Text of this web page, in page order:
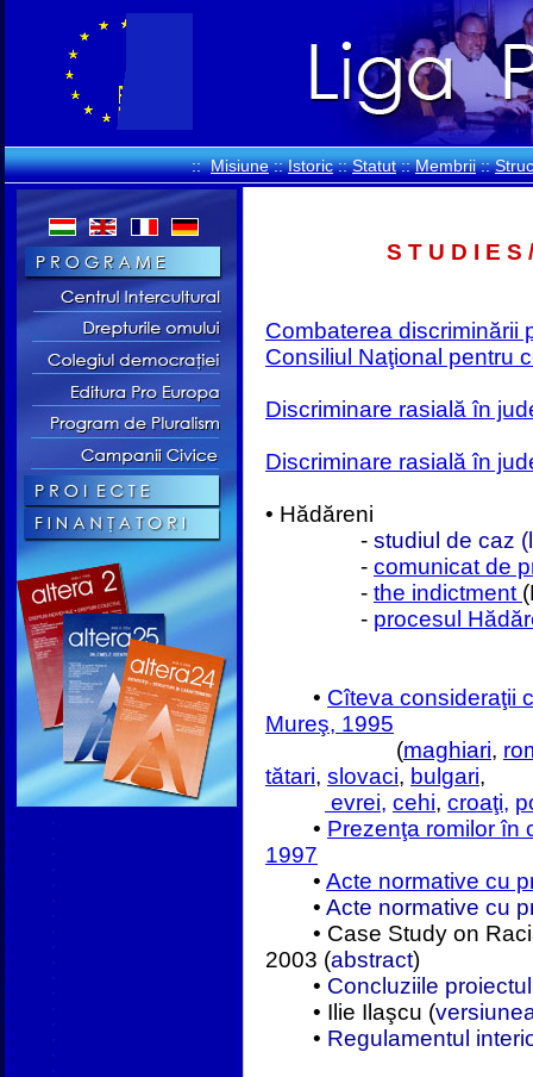
:: Misiune :: Istoric :: Statut :: Membrii ::
S T U D I E S
Combaterea discriminării
Consiliul Naţional pentru
Discriminare rasială în
Discriminare rasială în
• Hădăreni
- studiul de caz
- comunicat de
- the indictment
- procesul
• Cîteva consideraţii
Mureş, 1995
(maghiari,
tătari, slovaci, bulgari,
evrei, cehi, croaţi,
• Prezenţa romilor în
1997
• Acte normative cu
• Acte normative cu
• Case Study on
2003 (abstract)
• Concluziile
• Ilie Ilaşcu (
• Regulamentul